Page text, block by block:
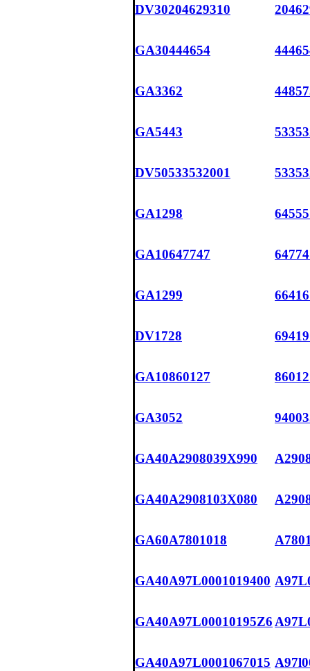
DV30204629310
GA30444654
GA3362
GA5443
DV50533532001
GA1298
GA10647747
GA1299
DV1728
GA10860127
GA3052
GA40A2908039X990
GA40A2908103X080
GA60A7801018
GA40A97L0001019400
GA40A97L00010195Z6
GA40A97L0001067015